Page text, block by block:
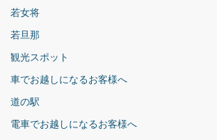
若女将
若旦那
観光スポット
車でお越しになるお客様へ
道の駅
電車でお越しになるお客様へ